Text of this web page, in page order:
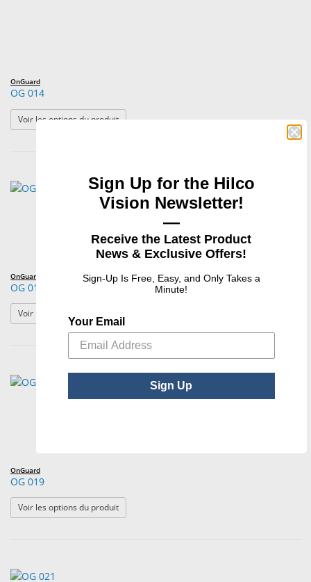
OnGuard
OG 014
Voir les options du produit: OG 014
OnGuard
OG 015
Voir les options du produit
OnGuard
OG 019
Voir les options du produit: OG 019
Sign Up for the Hilco
Vision Newsletter!
—
Receive the Latest Product
News & Exclusive Offers!
Sign-Up Is Free, Easy, and Only Takes a
Minute!
Your Email
Sign Up